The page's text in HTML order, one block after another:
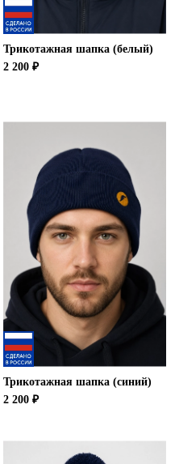
Трикотажная шапка (белый)
2 200 ₽
Трикотажная шапка (синий)
2 200 ₽